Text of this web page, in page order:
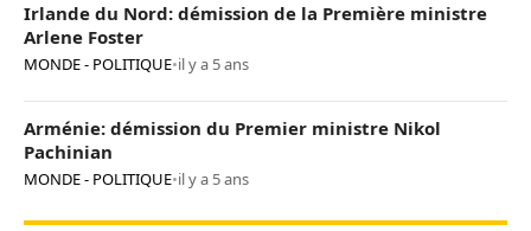
Irlande du Nord: démission de la Première ministre
Arlene Foster
MONDE - POLITIQUE•il y a 5 ans
Arménie: démission du Premier ministre Nikol
Pachinian
MONDE - POLITIQUE•il y a 5 ans